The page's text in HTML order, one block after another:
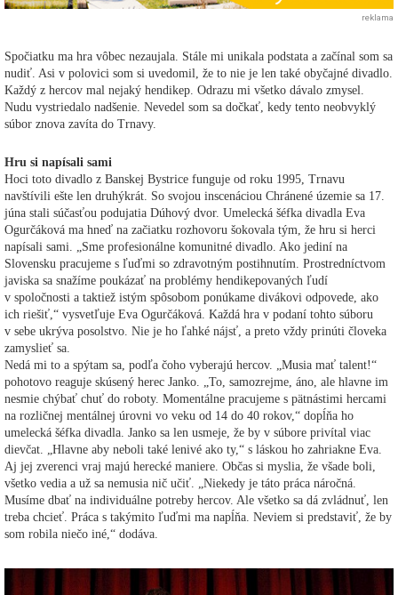
reklama
Spočiatku ma hra vôbec nezaujala. Stále mi unikala podstata a začínal som sa
nudiť. Asi v polovici som si uvedomil, že to nie je len také obyčajné divadlo.
Každý z hercov mal nejaký hendikep. Odrazu mi všetko dávalo zmysel.
Nudu vystriedalo nadšenie. Nevedel som sa dočkať, kedy tento neobvyklý
súbor znova zavíta do Trnavy.
Hru si napísali sami
Hoci toto divadlo z Banskej Bystrice funguje od roku 1995, Trnavu
navštívili ešte len druhýkrát. So svojou inscenáciou Chránené územie sa 17.
júna stali súčasťou podujatia Dúhový dvor. Umelecká šéfka divadla Eva
Ogurčáková ma hneď na začiatku rozhovoru šokovala tým, že hru si herci
napísali sami. „Sme profesionálne komunitné divadlo. Ako jediní na
Slovensku pracujeme s ľuďmi so zdravotným postihnutím. Prostredníctvom
javiska sa snažíme poukázať na problémy hendikepovaných ľudí
v spoločnosti a taktiež istým spôsobom ponúkame divákovi odpovede, ako
ich riešiť,“ vysvetľuje Eva Ogurčáková. Každá hra v podaní tohto súboru
v sebe ukrýva posolstvo. Nie je ho ľahké nájsť, a preto vždy prinúti človeka
zamyslieť sa.
Nedá mi to a spýtam sa, podľa čoho vyberajú hercov. „Musia mať talent!“
pohotovo reaguje skúsený herec Janko. „To, samozrejme, áno, ale hlavne im
nesmie chýbať chuť do roboty. Momentálne pracujeme s pätnástimi hercami
na rozličnej mentálnej úrovni vo veku od 14 do 40 rokov,“ dopĺňa ho
umelecká šéfka divadla. Janko sa len usmeje, že by v súbore privítal viac
dievčat. „Hlavne aby neboli také lenivé ako ty,“ s láskou ho zahriakne Eva.
Aj jej zverenci vraj majú herecké maniere. Občas si myslia, že všade boli,
všetko vedia a už sa nemusia nič učiť. „Niekedy je táto práca náročná.
Musíme dbať na individuálne potreby hercov. Ale všetko sa dá zvládnuť, len
treba chcieť. Práca s takýmito ľuďmi ma napĺňa. Neviem si predstaviť, že by
som robila niečo iné,“ dodáva.